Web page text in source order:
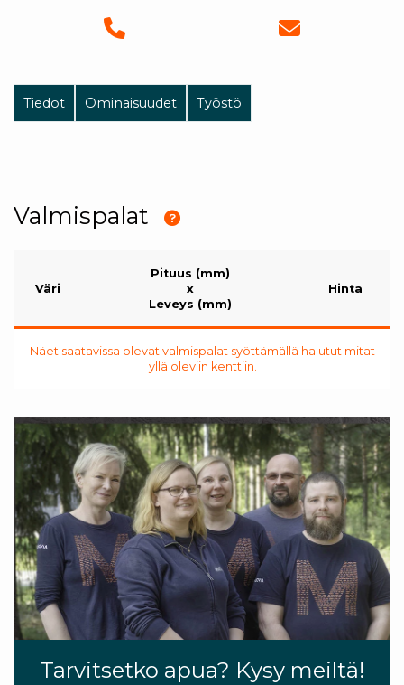
Tiedot Ominaisuudet Työstö
Valmispalat
Väri
Pituus (mm)
x
Leveys (mm)
Hinta
Näet saatavissa olevat valmispalat syöttämällä halutut mitat
yllä oleviin kenttiin.
Tarvitsetko apua? Kysy meiltä!